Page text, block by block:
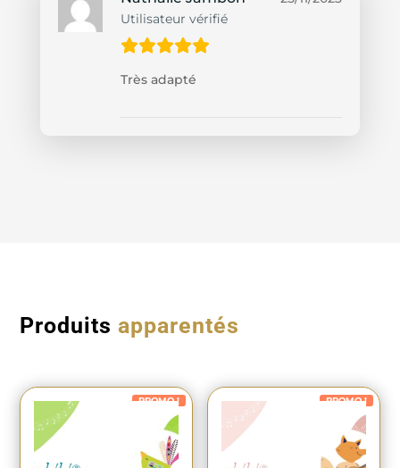
Utilisateur vérifié
Très adapté
Produits apparentés
PROMO ! PROMO !